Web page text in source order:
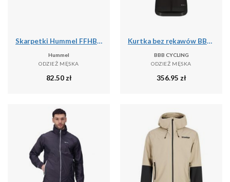
Skarpetki Hummel FFHB Pro
Hummel
ODZIEŻ MĘSKA
82.50 zł
Kurtka bez rękawów BBB Cycling Triguard
BBB CYCLING
ODZIEŻ MĘSKA
356.95 zł